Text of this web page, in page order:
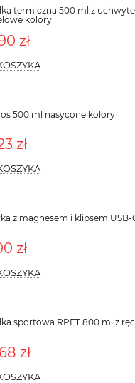
termiczna 500 ml z
kolory
zł
500 ml nasycone kolory
zł
z magnesem i klipsem USB-
zł
sportowa RPET 800 ml z
zł